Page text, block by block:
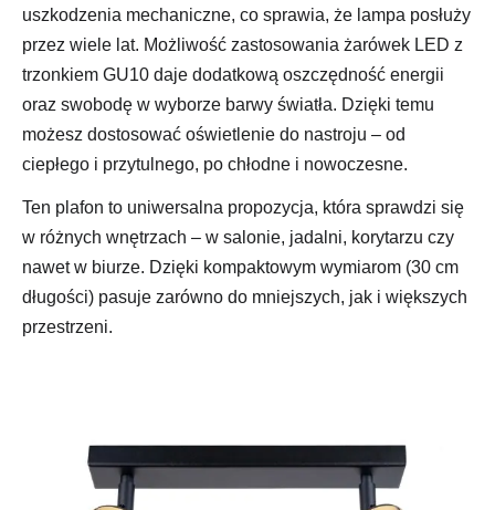
uszkodzenia mechaniczne, co sprawia, że lampa posłuży
przez wiele lat. Możliwość zastosowania żarówek LED z
trzonkiem GU10 daje dodatkową oszczędność energii
oraz swobodę w wyborze barwy światła. Dzięki temu
możesz dostosować oświetlenie do nastroju – od
ciepłego i przytulnego, po chłodne i nowoczesne.
Ten plafon to uniwersalna propozycja, która sprawdzi się
w różnych wnętrzach – w salonie, jadalni, korytarzu czy
nawet w biurze. Dzięki kompaktowym wymiarom (30 cm
długości) pasuje zarówno do mniejszych, jak i większych
przestrzeni.